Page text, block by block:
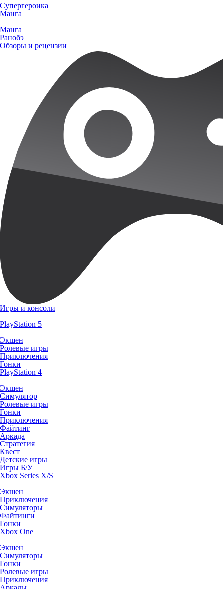
Супергероика
Манга
Манга
Ранобэ
Обзоры и рецензии
Игры и консоли
PlayStation 5
Экшен
Ролевые игры
Приключения
Гонки
PlayStation 4
Экшен
Симулятор
Ролевые игры
Гонки
Приключения
Файтинг
Аркада
Стратегия
Квест
Детские игры
Игры Б/У
Xbox Series X/S
Экшен
Приключения
Симуляторы
Файтинги
Гонки
Xbox One
Экшен
Симуляторы
Гонки
Ролевые игры
Приключения
Аркады